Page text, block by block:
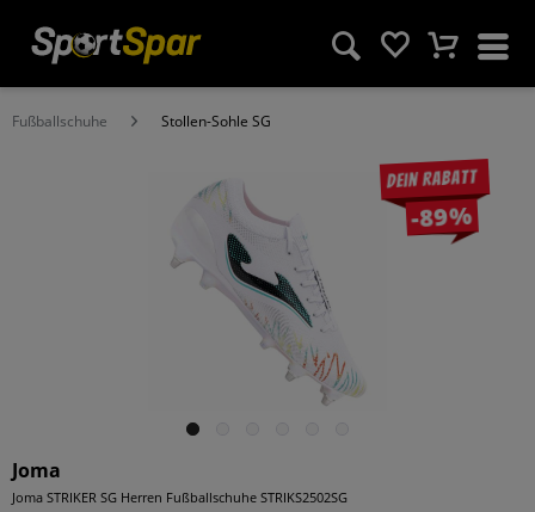
Fußballschuhe Stollen-Sohle SG
Dein Rabatt
-89%
Joma
Joma STRIKER SG Herren Fußballschuhe STRIKS2502SG